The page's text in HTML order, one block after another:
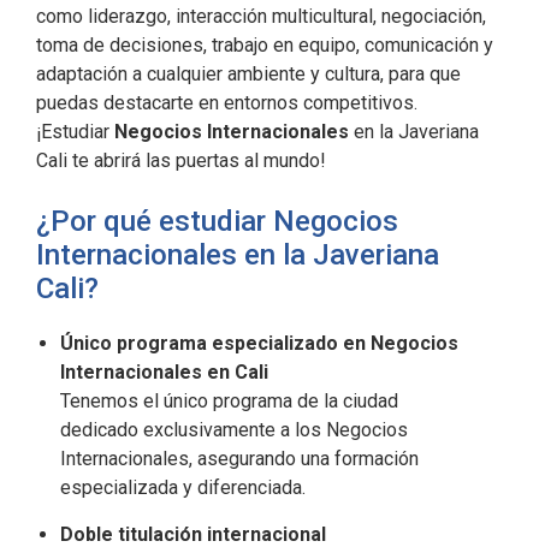
como liderazgo, interacción multicultural, negociación,
toma de decisiones, trabajo en equipo, comunicación y
adaptación a cualquier ambiente y cultura, para que
puedas destacarte en entornos competitivos.
¡Estudiar Negocios Internacionales en la Javeriana
Cali te abrirá las puertas al mundo!
¿Por qué estudiar Negocios
Internacionales en la Javeriana
Cali?
Único programa especializado en Negocios
Internacionales en Cali
Tenemos el único programa de la ciudad
dedicado exclusivamente a los Negocios
Internacionales, asegurando una formación
especializada y diferenciada.
Doble titulación internacional